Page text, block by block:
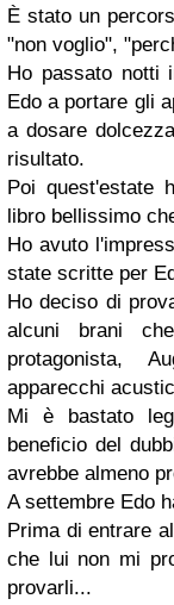
È stato un
"non voglio",
Ho passato notti
Edo a portare gli
a dosare
risultato.
Poi quest'estate
libro bellissimo
Ho avuto
state scritte per
Ho deciso di
alcuni brani
protagonista,
apparecchi
Mi è bastato
beneficio del
avrebbe almeno
A settembre Edo
Prima di entrare
che lui non mi
provarli...